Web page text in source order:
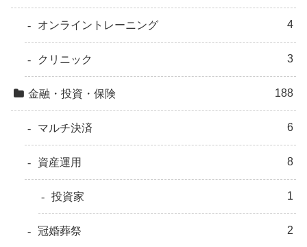
オンライントレーニング 4
クリニック 3
金融・投資・保険 188
マルチ決済 6
資産運用 8
投資家 1
冠婚葬祭 2